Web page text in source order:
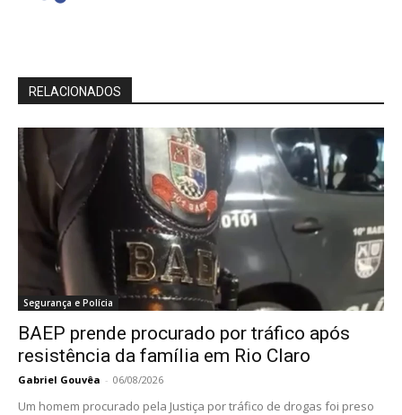
RELACIONADOS
Segurança e Polícia
BAEP prende procurado por tráfico após
resistência da família em Rio Claro
Gabriel Gouvêa - 06/08/2026
Um homem procurado pela Justiça por tráfico de drogas foi preso